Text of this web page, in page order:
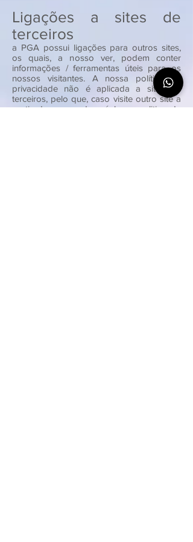
Ligações a sites de
terceiros
a PGA possui ligações para outros sites,
os quais, a nosso ver, podem conter
informações / ferramentas úteis para os
nossos visitantes. A nossa política de
privacidade não é aplicada a sites de
terceiros, pelo que, caso visite outro site a
partir do nosso deverá ler a politica de